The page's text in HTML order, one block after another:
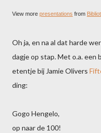
View more presentations from
Oh ja, en na al dat harde
dagje op stap. Met o.a. een
etentje bij Jamie Olivers
ding:
Gogo Hengelo,
op naar de 100!